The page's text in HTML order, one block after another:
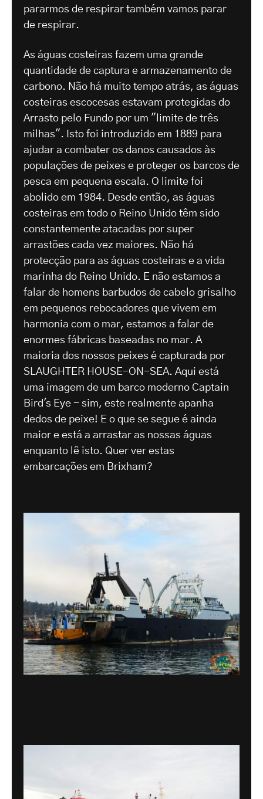
pararmos de respirar também vamos parar
de respirar.
As águas costeiras fazem uma grande
quantidade de captura e armazenamento de
carbono. Não há muito tempo atrás, as águas
costeiras escocesas estavam protegidas do
Arrasto pelo Fundo por um "limite de três
milhas". Isto foi introduzido em 1889 para
ajudar a combater os danos causados às
populações de peixes e proteger os barcos de
pesca em pequena escala. O limite foi
abolido em 1984. Desde então, as águas
costeiras em todo o Reino Unido têm sido
constantemente atacadas por super
arrastões cada vez maiores. Não há
protecção para as águas costeiras e a vida
marinha do Reino Unido. E não estamos a
falar de homens barbudos de cabelo grisalho
em pequenos rebocadores que vivem em
harmonia com o mar, estamos a falar de
enormes fábricas baseadas no mar. A
maioria dos nossos peixes é capturada por
SLAUGHTER HOUSE-ON-SEA. Aqui está
uma imagem de um barco moderno Captain
Bird's Eye - sim, este realmente apanha
dedos de peixe! E o que se segue é ainda
maior e está a arrastar as nossas águas
enquanto lê isto. Quer ver estas
embarcações em Brixham?